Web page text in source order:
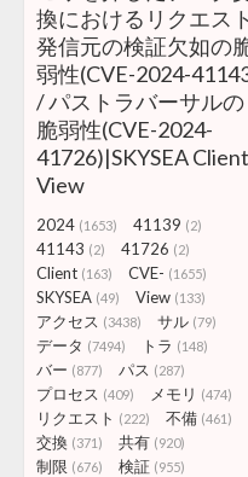
換におけるリクエスト
発信元の検証欠如の
弱性(CVE-2024-
/ パストラバーサルの
脆弱性(CVE-2024-
41726)|SKYSEA Client
View
2024 (1653) 41139 (2)
41143 (2) 41726 (2)
Client (163) CVE- (1655)
SKYSEA (49) View (133)
アクセス (3438) サル (79)
データ (7494) トラ (148)
バー (877) パス (287)
プロセス (409) メモリ (474)
リクエスト (222) 不備 (461)
交換 (371) 共有 (920)
制限 (676) 検証 (955)